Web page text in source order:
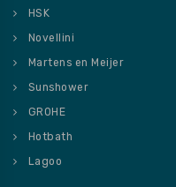
HSK
Novellini
Martens en Meijer
Sunshower
GROHE
Hotbath
Lagoo